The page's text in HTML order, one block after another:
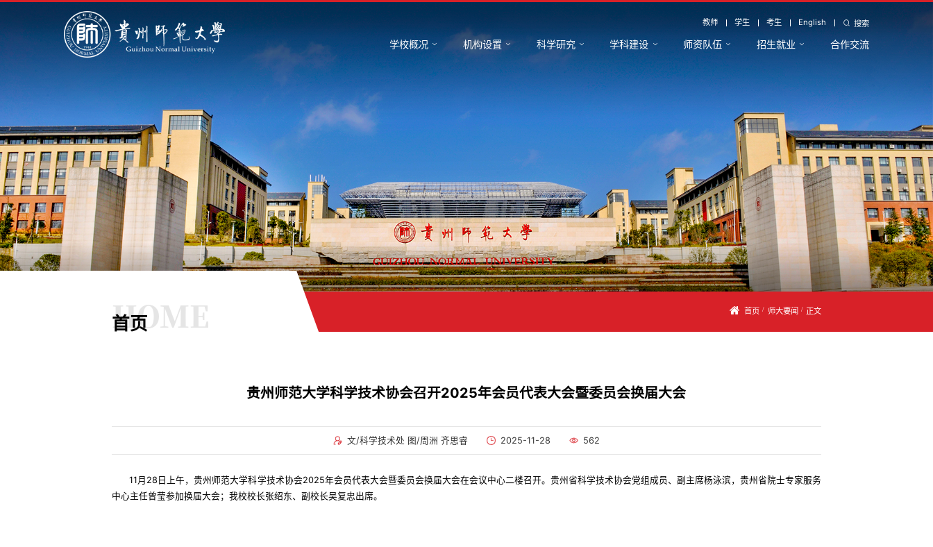
教师 学生 考生 English 搜索
学校概况 机构设置 科学研究 学科建设 师资队伍 招生就业 合作交流
HOME
首页
首页 / 师大要闻 / 正文
贵州师范大学科学技术协会召开2025年会员代表大会暨委员会换届大会
文/科学技术处 图/周洲 齐思睿 2025-11-28 562
11月28日上午，贵州师范大学科学技术协会2025年会员代表大会暨委员会换届大会在会议中心二楼召开。贵州省科学技术协会党组成员、副主席杨泳滨，贵州省院士专家服务
中心主任曾莹参加换届大会；我校校长张绍东、副校长吴复忠出席。